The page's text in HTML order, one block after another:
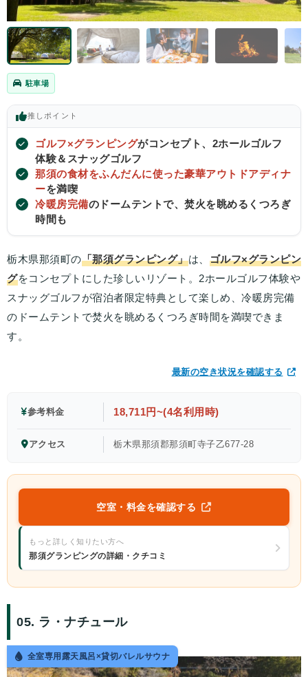
駐車場
推し ポイント
ゴルフ×グランピングがコンセプト、2ホールゴルフ
体験＆スナッグゴルフ
那須の食材をふんだんに使った豪華アウトドアディナ
ーを満喫
冷暖房完備のドームテントで、焚火を眺めるくつろぎ
時間も
栃木県那須町の「那須グランピング」は、 ゴルフ×グランピン
グをコンセプトにした珍しいリゾート。2ホールゴルフ体験や
スナッグゴルフが宿泊者限定特典として楽しめ、冷暖房完備
のドームテントで焚火を眺めるくつろぎ時間を満喫できま
す。
最新の空き状況を確認する
参考料金 18,711円~(4名利用時)
アクセス 栃木県那須郡那須町寺子乙677-28
空室・料金を確認する
もっと詳しく知りたい方へ
那須グランピングの詳細・クチコミ
05. ラ・ナチュール
全室専用露天風呂×貸切バレルサウナ